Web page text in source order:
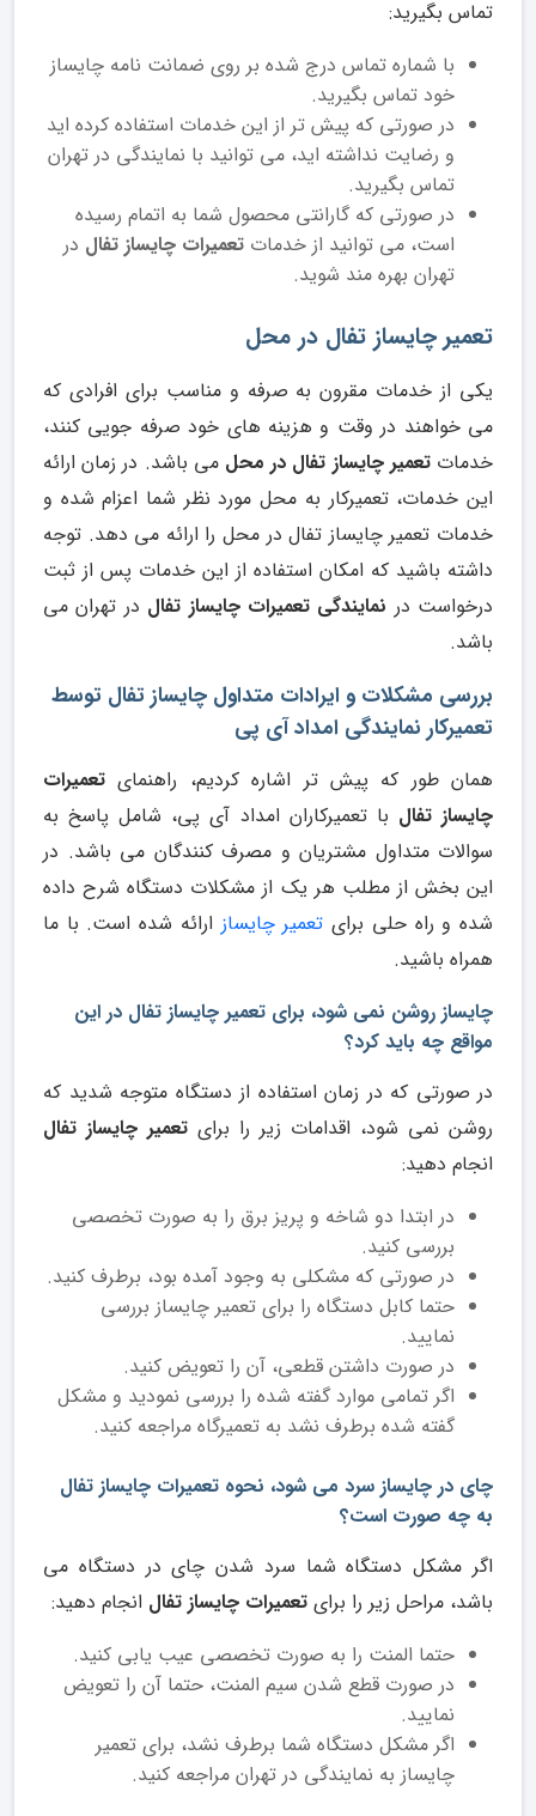
تماس بگیرید:
با شماره تماس درج شده بر روی ضمانت نامه چایساز
خود تماس بگیرید.
در صورتی که پیش تر از این خدمات استفاده کرده اید
و رضایت نداشته اید، می توانید با نمایندگی در تهران
تماس بگیرید.
در صورتی که گارانتی محصول شما به اتمام رسیده
است، می توانید از خدمات تعمیرات چایساز تفال در
تهران بهره مند شوید.
تعمیر چایساز تفال در محل
یکی از خدمات مقرون به صرفه و مناسب برای افرادی که
می خواهند در وقت و هزینه های خود صرفه جویی کنند،
خدمات تعمیر چایساز تفال در محل می باشد. در زمان ارائه
این خدمات، تعمیرکار به محل مورد نظر شما اعزام شده و
خدمات تعمیر چایساز تفال در محل را ارائه می دهد. توجه
داشته باشید که امکان استفاده از این خدمات پس از ثبت
درخواست در نمایندگی تعمیرات چایساز تفال در تهران می
باشد.
بررسی مشکلات و ایرادات متداول چایساز تفال توسط
تعمیرکار نمایندگی امداد آی پی
همان طور که پیش تر اشاره کردیم، راهنمایتعمیرات
چایساز تفال با تعمیرکاران امداد آی پی، شامل پاسخ به
سوالات متداول مشتریان و مصرف کنندگان می باشد. در
این بخش از مطلب هر یک از مشکلات دستگاه شرح داده
شده و راه حلی برای تعمیر چایساز ارائه شده است. با ما
همراه باشید.
چایساز روشن نمی شود، برای تعمیر چایساز تفال در این
مواقع چه باید کرد؟
در صورتی که در زمان استفاده از دستگاه متوجه شدید که
روشن نمی شود، اقدامات زیر را برای تعمیر چایساز تفال
انجام دهید:
در ابتدا دو شاخه و پریز برق را به صورت تخصصی
بررسی کنید.
در صورتی که مشکلی به وجود آمده بود، برطرف کنید.
حتما کابل دستگاه را برای تعمیر چایساز بررسی
نمایید.
در صورت داشتن قطعی، آن را تعویض کنید.
اگر تمامی موارد گفته شده را بررسی نمودید و مشکل
گفته شده برطرف نشد به تعمیرگاه مراجعه کنید.
چای در چایساز سرد می شود، نحوه تعمیرات چایساز تفال
به چه صورت است؟
اگر مشکل دستگاه شما سرد شدن چای در دستگاه می
باشد، مراحل زیر را برای تعمیرات چایساز تفال انجام دهید:
حتما المنت را به صورت تخصصی عیب یابی کنید.
در صورت قطع شدن سیم المنت، حتما آن را تعویض
نمایید.
اگر مشکل دستگاه شما برطرف نشد، برای تعمیر
چایساز به نمایندگی در تهران مراجعه کنید.